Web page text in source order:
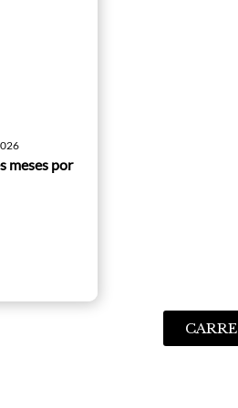
meses por